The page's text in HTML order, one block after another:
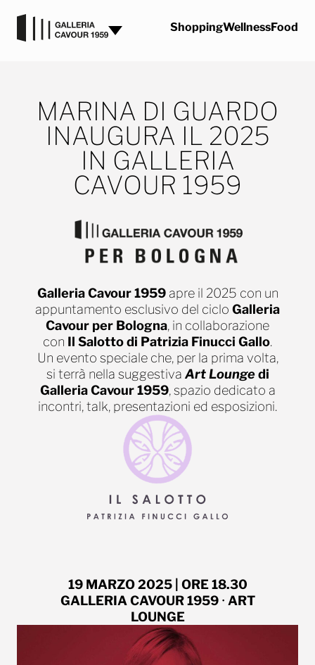
ShoppingWellnessFood
MARINA DI GUARDO
INAUGURA IL 2025
IN GALLERIA
CAVOUR 1959
Galleria Cavour 1959apre il 2025 con un
appuntamento esclusivo del ciclo Galleria
Cavour per Bologna, in collaborazione
con Il Salotto di Patrizia Finucci Gallo.
Un evento speciale che, per la prima volta,
si terrà nella suggestiva Art Loungedi
Galleria Cavour 1959, spazio dedicato a
incontri, talk, presentazioni ed esposizioni.
19 MARZO 2025 | ORE 18.30
GALLERIA CAVOUR 1959• ART
LOUNGE